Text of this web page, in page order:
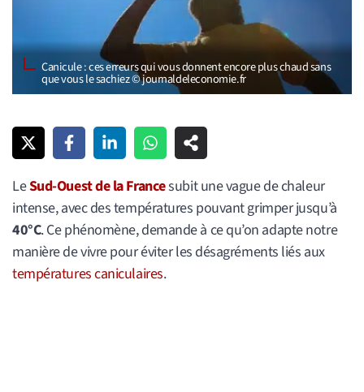
Canicule : ces erreurs qui vous donnent encore plus chaud sans
que vous le sachiez © journaldeleconomie.fr
LeSud-Ouest de la Francesubit une vague de chaleur
intense, avec des températures pouvant grimper jusqu’à
40°C. Ce phénomène, demande à ce qu’on adapte notre
manière de vivre pour éviter les désagréments liés aux
températures caniculaires.